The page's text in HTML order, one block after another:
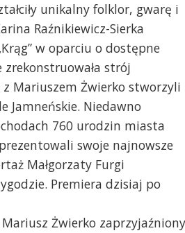
unikalny folklor, gwarę i
Raźnikiewicz-Sierka
w oparciu o dostępne
zrekonstruowała strój
z Mariuszem Żwierko stworzyli
Jamneńskie. Niedawno
760 urodzin miasta
swoje najnowsze
Małgorzaty Furgi
Premiera dzisiaj po
Mariusz Żwierko zaprzyjaźniony